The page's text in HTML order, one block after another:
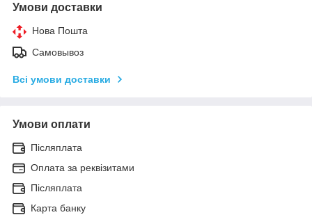
Умови доставки
Нова Пошта
Самовывоз
Всі умови доставки
Умови оплати
Післяплата
Оплата за реквізитами
Післяплата
Карта банку